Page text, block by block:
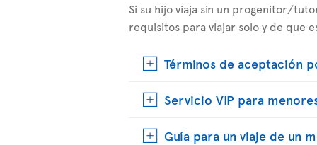
Si su hijo viaja sin un progenitor/
requisitos para viajar solo y de que
Términos de aceptación
Servicio VIP para
Guía para un viaje de un